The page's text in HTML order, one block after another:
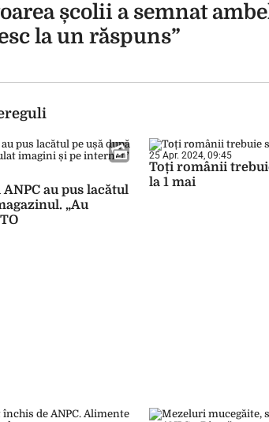
școlii a semnat
la un răspuns”
au pus lacătul
„Au
25 Apr. 2024, 09:45
Toți românii
la 1 mai